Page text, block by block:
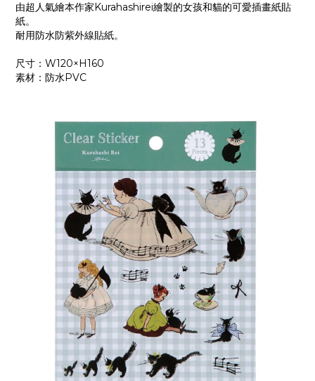
由超人氣繪本作家Kurahashirei繪製的女孩和貓的可愛插畫紙貼
紙。
耐用防水防紫外線貼紙。
尺寸：W120×H160
素材：防水PVC